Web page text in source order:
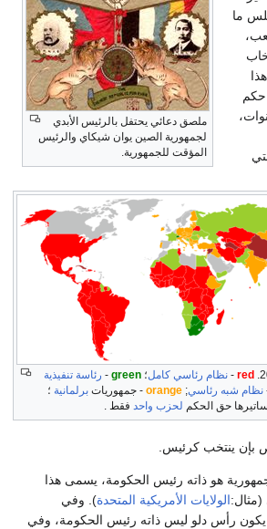
ملصق دعائي يحتفل بالرئيس الأبدي
لجمهورية الصين يوان شيكاي والرئيس
المؤقت للجمهورية.
red
- نظام رئاسي كامل؛ green
- رئاسة تنفيذية
نظام شبه رئاسي;
orange - جمهوريات برلمانية ؛
حق الحكم لحزب واحد فقط .
ما
حكم
4 إلى 6 سنوات،
بإن ينتخب كرئيس.
هو ذاته رئيس الحكومة، يسمى هذا
(مثال:الولايات الأمريكية المتحدة). وفي
يكون رأس دلو ليس ذاته رئيس الحكومة، وفي